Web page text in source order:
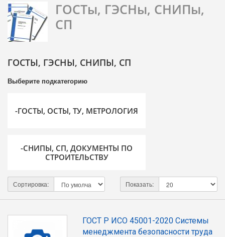
ГОСТы, ГЭСНы, СНИПы,
СП
ГОСТЫ, ГЭСНЫ, СНИПЫ, СП
Выберите подкатегорию
-ГОСТЫ, ОСТЫ, ТУ, МЕТРОЛОГИЯ
-СНИПЫ, СП, ДОКУМЕНТЫ ПО
СТРОИТЕЛЬСТВУ
Сортировка: Показать:
ГОСТ Р ИСО 45001-2020 Системы
менеджмента безопасности труда